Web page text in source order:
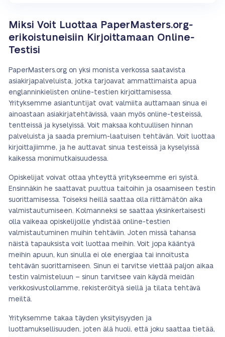
Miksi Voit Luottaa PaperMasters.org-
erikoistuneisiin Kirjoittamaan Online-
Testisi
PaperMasters.org on yksi monista verkossa saatavista
asiakirjapalveluista, jotka tarjoavat ammattimaista apua
englanninkielisten online-testien kirjoittamisessa.
Yrityksemme asiantuntijat ovat valmiita auttamaan sinua ei
ainoastaan asiakirjatehtävissä, vaan myös online-testeissä,
tentteissä ja kyselyissä. Voit maksaa kohtuullisen hinnan
palveluista ja saada premium-laatuisen tehtävän. Voit luottaa
kirjoittajiimme, ja he auttavat sinua testeissä ja kyselyissä
kaikessa monimutkaisuudessa.
Opiskelijat voivat ottaa yhteyttä yritykseemme eri syistä.
Ensinnäkin he saattavat puuttua taitoihin ja osaamiseen testin
suorittamisessa. Toiseksi heillä saattaa olla riittämätön aika
valmistautumiseen. Kolmanneksi se saattaa yksinkertaisesti
olla vaikeaa opiskelijoille yhdistää online-testien
valmistautuminen muihin tehtäviin. Joten missä tahansa
näistä tapauksista voit luottaa meihin. Voit jopa kääntyä
meihin apuun, kun sinulla ei ole energiaa tai innoitusta
tehtävän suorittamiseen. Sinun ei tarvitse viettää paljon aikaa
testin valmisteluun – sinun tarvitsee vain käydä meidän
verkkosivustollamme, rekisteröityä siellä ja tilata tehtävä
meiltä.
Yrityksemme takaa täyden yksityisyyden ja
luottamuksellisuuden, joten älä huoli, että joku saattaa tietää,